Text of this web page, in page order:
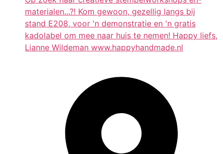
materialen...?! Kom gewoon, gezellig langs bij
stand E208, voor 'n demonstratie en 'n gratis
kadolabel om mee naar huis te nemen! Happy liefs,
Lianne Wildeman www.happyhandmade.nl